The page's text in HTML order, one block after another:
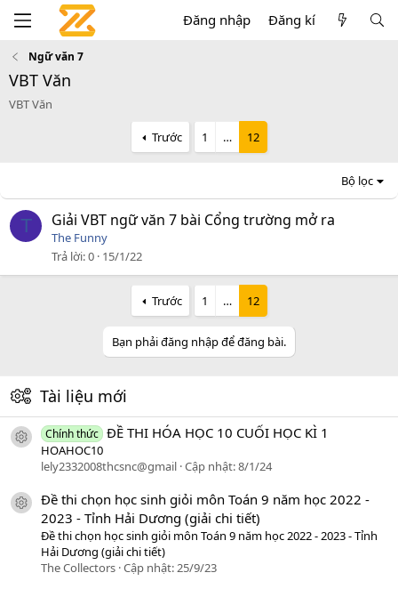
Đăng nhập Đăng kí
Ngữ văn 7
VBT Văn
VBT Văn
Trước 1 … 12
Bộ lọc
T Giải VBT ngữ văn 7 bài Cổng trường mở ra
The Funny
Trả lời 0 15/1/22
Trước 1 … 12
Bạn phải đăng nhập để đăng bài.
Tài liệu mới
icon tài liệu
Chính thức ĐỀ THI HÓA HỌC 10 CUỐI HỌC KÌ 1
HOAHOC10
lely2332008thcsnc@gmail Cập nhật:8/1/24
icon tài liệu
Đề thi chọn học sinh giỏi môn Toán 9 năm học 2022 -
2023 - Tỉnh Hải Dương (giải chi tiết)
Đề thi chọn học sinh giỏi môn Toán 9 năm học 2022 - 2023 - Tỉnh
Hải Dương (giải chi tiết)
The Collectors Cập nhật:25/9/23